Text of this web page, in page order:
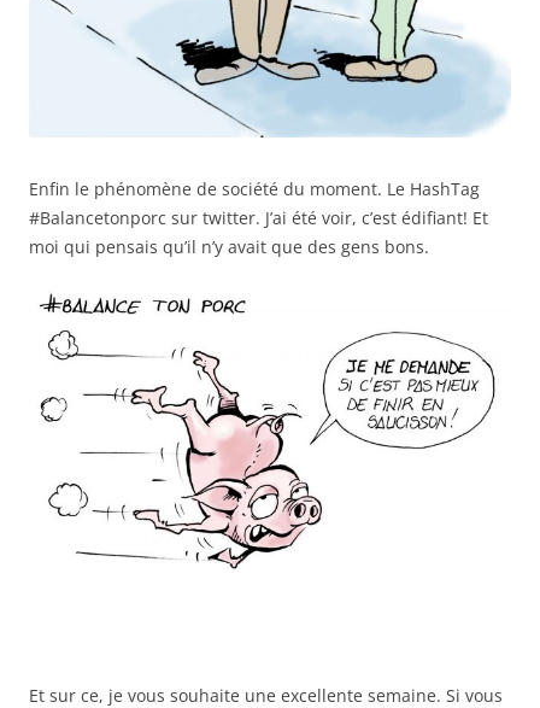
Enfin le phénomène de société du moment. Le HashTag
#Balancetonporc sur twitter. J’ai été voir, c’est édifiant! Et
moi qui pensais qu’il n’y avait que des gens bons.
Et sur ce, je vous souhaite une excellente semaine. Si vous